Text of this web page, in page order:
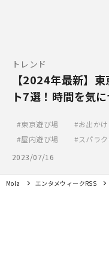
トレンド
【2024年最新】
ト7選！時間を気
東京遊び場 お出か
屋内遊び場
スパラ
2023/07/16
Mola エンタメウィークRSS